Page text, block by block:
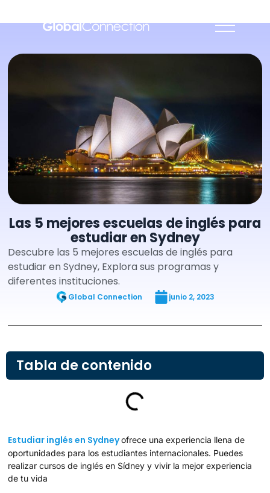
Las 5 mejores escuelas de inglés para
estudiar en Sydney
Descubre las 5 mejores escuelas de inglés para
estudiar en Sydney, Explora sus programas y
diferentes instituciones.
Global Connection junio 2, 2023
Tabla de contenido
Estudiar inglés en Sydneyofrece una experiencia llena de
oportunidades para los estudiantes internacionales. Puedes
realizar cursos de inglés en Sídney y vivir la mejor experiencia
de tu vida